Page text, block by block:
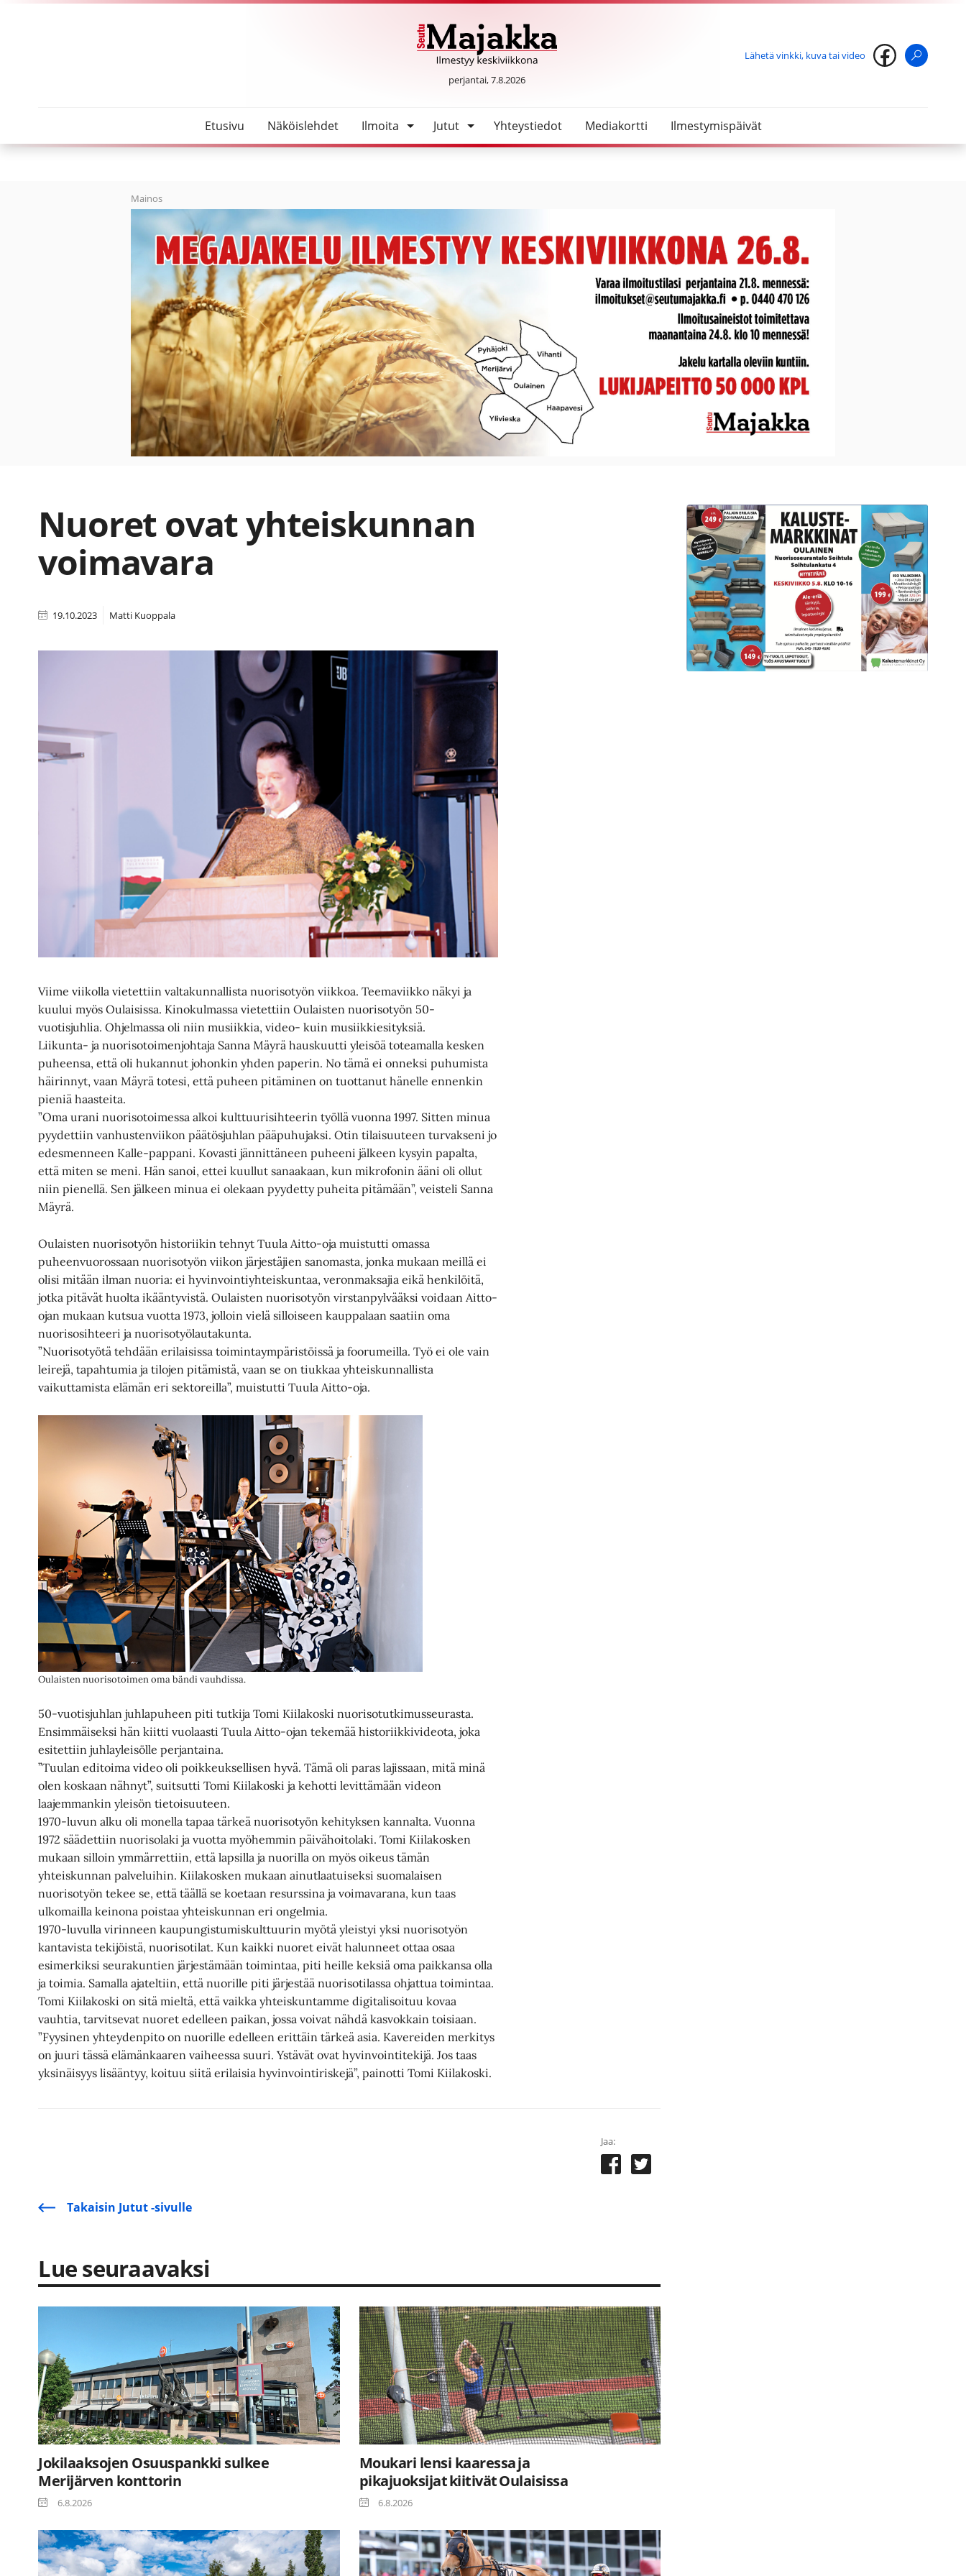
SeutuMajakka
perjantai, 7.8.2026
Lähetä vinkki, kuva tai video
Etusivu Näköislehdet Ilmoita Jutut Yhteystiedot Mediakortti Ilmestymispäivät
Mainos
Nuoret ovat yhteiskunnan
voimavara
19.10.2023 Matti Kuoppala
Viime viikolla vietettiin valtakunnallista nuorisotyön viikkoa. Teemaviikko näkyi ja
kuului myös Oulaisissa. Kinokulmassa vietettiin Oulaisten nuorisotyön 50-
vuotisjuhlia. Ohjelmassa oli niin musiikkia, video- kuin musiikkiesityksiä.
Liikunta- ja nuorisotoimenjohtaja Sanna Mäyrä hauskuutti yleisöä toteamalla kesken
puheensa, että oli hukannut johonkin yhden paperin. No tämä ei onneksi puhumista
häirinnyt, vaan Mäyrä totesi, että puheen pitäminen on tuottanut hänelle ennenkin
pieniä haasteita.
”Oma urani nuorisotoimessa alkoi kulttuurisihteerin työllä vuonna 1997. Sitten minua
pyydettiin vanhustenviikon päätösjuhlan pääpuhujaksi. Otin tilaisuuteen turvakseni jo
edesmenneen Kalle-pappani. Kovasti jännittäneen puheeni jälkeen kysyin papalta,
että miten se meni. Hän sanoi, ettei kuullut sanaakaan, kun mikrofonin ääni oli ollut
niin pienellä. Sen jälkeen minua ei olekaan pyydetty puheita pitämään”, veisteli Sanna
Mäyrä.
Oulaisten nuorisotyön historiikin tehnyt Tuula Aitto-oja muistutti omassa
puheenvuorossaan nuorisotyön viikon järjestäjien sanomasta, jonka mukaan meillä ei
olisi mitään ilman nuoria: ei hyvinvointiyhteiskuntaa, veronmaksajia eikä henkilöitä,
jotka pitävät huolta ikääntyvistä. Oulaisten nuorisotyön virstanpylvääksi voidaan Aitto-
ojan mukaan kutsua vuotta 1973, jolloin vielä silloiseen kauppalaan saatiin oma
nuorisosihteeri ja nuorisotyölautakunta.
”Nuorisotyötä tehdään erilaisissa toimintaympäristöissä ja foorumeilla. Työ ei ole vain
leirejä, tapahtumia ja tilojen pitämistä, vaan se on tiukkaa yhteiskunnallista
vaikuttamista elämän eri sektoreilla”, muistutti Tuula Aitto-oja.
Oulaisten nuorisotoimen oma bändi vauhdissa.
50-vuotisjuhlan juhlapuheen piti tutkija Tomi Kiilakoski nuorisotutkimusseurasta.
Ensimmäiseksi hän kiitti vuolaasti Tuula Aitto-ojan tekemää historiikkivideota, joka
esitettiin juhlayleisölle perjantaina.
”Tuulan editoima video oli poikkeuksellisen hyvä. Tämä oli paras lajissaan, mitä minä
olen koskaan nähnyt”, suitsutti Tomi Kiilakoski ja kehotti levittämään videon
laajemmankin yleisön tietoisuuteen.
1970-luvun alku oli monella tapaa tärkeä nuorisotyön kehityksen kannalta. Vuonna
1972 säädettiin nuorisolaki ja vuotta myöhemmin päivähoitolaki. Tomi Kiilakosken
mukaan silloin ymmärrettiin, että lapsilla ja nuorilla on myös oikeus tämän
yhteiskunnan palveluihin. Kiilakosken mukaan ainutlaatuiseksi suomalaisen
nuorisotyön tekee se, että täällä se koetaan resurssina ja voimavarana, kun taas
ulkomailla keinona poistaa yhteiskunnan eri ongelmia.
1970-luvulla virinneen kaupungistumiskulttuurin myötä yleistyi yksi nuorisotyön
kantavista tekijöistä, nuorisotilat. Kun kaikki nuoret eivät halunneet ottaa osaa
esimerkiksi seurakuntien järjestämään toimintaa, piti heille keksiä oma paikkansa olla
ja toimia. Samalla ajateltiin, että nuorille piti järjestää nuorisotilassa ohjattua toimintaa.
Tomi Kiilakoski on sitä mieltä, että vaikka yhteiskuntamme digitalisoituu kovaa
vauhtia, tarvitsevat nuoret edelleen paikan, jossa voivat nähdä kasvokkain toisiaan.
”Fyysinen yhteydenpito on nuorille edelleen erittäin tärkeä asia. Kavereiden merkitys
on juuri tässä elämänkaaren vaiheessa suuri. Ystävät ovat hyvinvointitekijä. Jos taas
yksinäisyys lisääntyy, koituu siitä erilaisia hyvinvointiriskejä”, painotti Tomi Kiilakoski.
Jaa:
Takaisin Jutut -sivulle
Lue seuraavaksi
Jokilaaksojen Osuuspankki sulkee
Merijärven konttorin
6.8.2026
Moukari lensi kaaressa ja
pikajuoksijat kiitivät Oulaisissa
6.8.2026